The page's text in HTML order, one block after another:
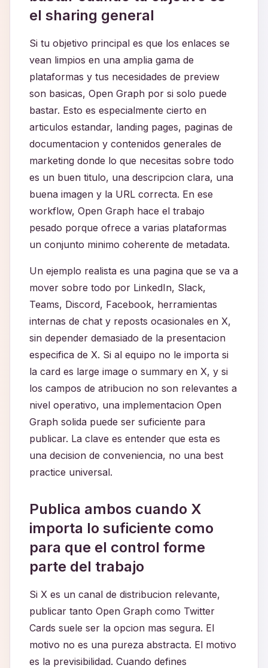
el sharing general
Si tu objetivo principal es que los enlaces se
vean limpios en una amplia gama de
plataformas y tus necesidades de preview
son basicas, Open Graph por si solo puede
bastar. Esto es especialmente cierto en
articulos estandar, landing pages, paginas de
documentacion y contenidos generales de
marketing donde lo que necesitas sobre todo
es un buen titulo, una descripcion clara, una
buena imagen y la URL correcta. En ese
workflow, Open Graph hace el trabajo
pesado porque ofrece a varias plataformas
un conjunto minimo coherente de metadata.
Un ejemplo realista es una pagina que se va a
mover sobre todo por LinkedIn, Slack,
Teams, Discord, Facebook, herramientas
internas de chat y reposts ocasionales en X,
sin depender demasiado de la presentacion
especifica de X. Si al equipo no le importa si
la card es large image o summary en X, y si
los campos de atribucion no son relevantes a
nivel operativo, una implementacion Open
Graph solida puede ser suficiente para
publicar. La clave es entender que esta es
una decision de conveniencia, no una best
practice universal.
Publica ambos cuando X
importa lo suficiente como
para que el control forme
parte del trabajo
Si X es un canal de distribucion relevante,
publicar tanto Open Graph como Twitter
Cards suele ser la opcion mas segura. El
motivo no es una pureza abstracta. El motivo
es la previsibilidad. Cuando defines